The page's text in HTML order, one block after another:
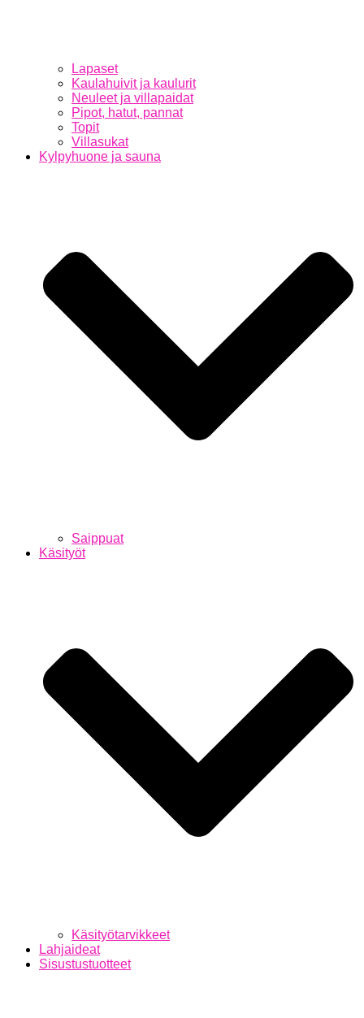
Lapaset
Kaulahuivit ja kaulurit
Neuleet ja villapaidat
Pipot, hatut, pannat
Topit
Villasukat
Kylpyhuone ja sauna
Saippuat
Käsityöt
Käsityötarvikkeet
Lahjaideat
Sisustustuotteet